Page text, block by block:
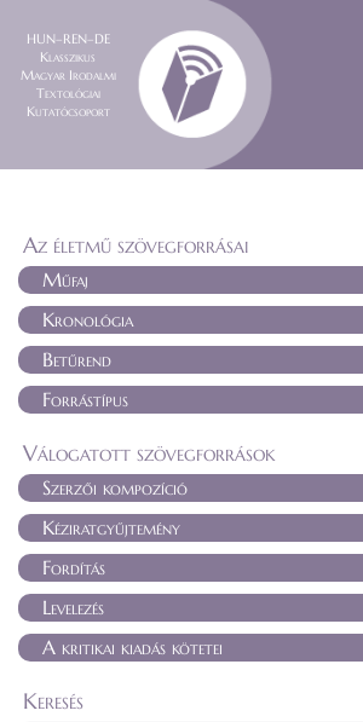
HUN–REN–DE
Klasszikus
Magyar Irodalmi
Textológiai
Kutatócsoport
Az életmű szövegforrásai
Műfaj
Kronológia
Betűrend
Forrástípus
Válogatott szövegforrások
Szerzői kompozíció
Kéziratgyűjtemény
Fordítás
Levelezés
A kritikai kiadás kötetei
Keresés